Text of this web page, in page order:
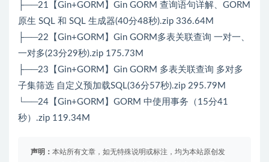
├──21【Gin+GORM】Gin GORM 查询语句详解、GORM
原生 SQL 和 SQL 生成器(40分48秒).zip 336.64M
├──22【Gin+GORM】Gin GORM多表关联查询 一对一、
一对多(23分29秒).zip 175.73M
├──23【Gin+GORM】Gin GORM 多表关联查询 多对多
子集筛选 自定义预加载SQL(36分57秒).zip 295.79M
└──24【Gin+GORM】GORM 中使用事务（15分41
秒）.zip 119.34M
声明： 本站所有文章，如无特殊说明或标注，均为本站原创发